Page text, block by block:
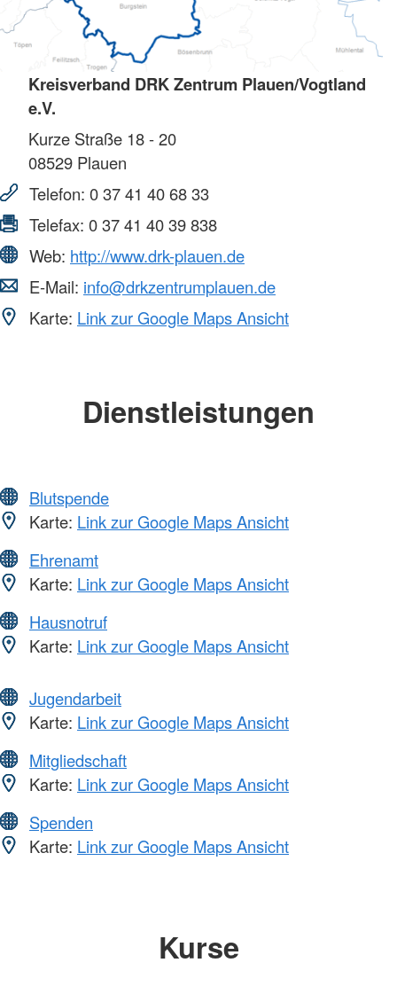
Kreisverband DRK Zentrum Plauen/Vogtland
e.V.
Kurze Straße 18 - 20
08529 Plauen
Telefon: 0 37 41 40 68 33
Telefax: 0 37 41 40 39 838
Web: http://www.drk-plauen.de
E-Mail: info@drkzentrumplauen.de
Karte: Link zur Google Maps Ansicht
Dienstleistungen
Blutspende
Karte: Link zur Google Maps Ansicht
Ehrenamt
Karte: Link zur Google Maps Ansicht
Hausnotruf
Karte: Link zur Google Maps Ansicht
Jugendarbeit
Karte: Link zur Google Maps Ansicht
Mitgliedschaft
Karte: Link zur Google Maps Ansicht
Spenden
Karte: Link zur Google Maps Ansicht
Kurse